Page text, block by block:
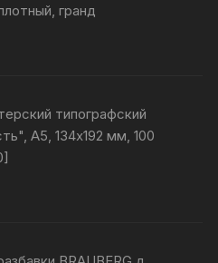
гранд
типографский
А5, 134х192 мм, 100